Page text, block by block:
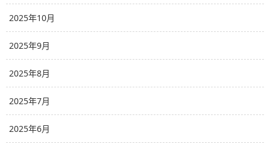
2025年10月
2025年9月
2025年8月
2025年7月
2025年6月